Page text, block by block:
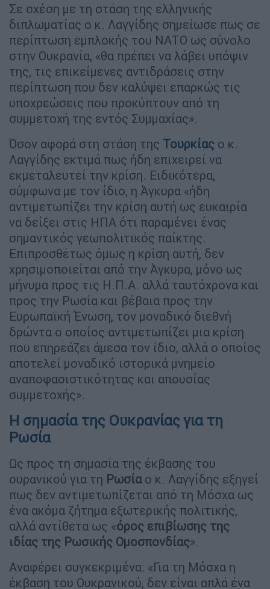
Σε σχέση με τη στάση της ελληνικής
διπλωματίας ο κ. Λαγγίδης σημείωσε πως σε
περίπτωση εμπλοκής του ΝΑΤΟ ως σύνολο
στην Ουκρανία, «θα πρέπει να λάβει υπόψιν
της, τις επικείμενες αντιδράσεις στην
περίπτωση που δεν καλύψει επαρκώς τις
υποχρεώσεις που προκύπτουν από τη
συμμετοχή της εντός Συμμαχίας».
Όσον αφορά στη στάση της Τουρκίας ο κ.
Λαγγίδης εκτιμά πως ήδη επιχειρεί να
εκμεταλευτεί την κρίση. Ειδικότερα,
σύμφωνα με τον ίδιο, η Άγκυρα «ήδη
αντιμετωπίζει την κρίση αυτή ως ευκαιρία
να δείξει στις ΗΠΑ ότι παραμένει ένας
σημαντικός γεωπολιτικός παίκτης.
Επιπροσθέτως όμως η κρίση αυτή, δεν
χρησιμοποιείται από την Άγκυρα, μόνο ως
μήνυμα προς τις Η.Π.Α. αλλά ταυτόχρονα και
προς την Ρωσία και βέβαια προς την
Ευρωπαϊκή Ένωση, τον μοναδικό διεθνή
δρώντα ο οποίος αντιμετωπίζει μια κρίση
που επηρεάζει άμεσα τον ίδιο, αλλά ο οποίος
αποτελεί μοναδικό ιστορικά μνημείο
αναποφασιστικότητας και απουσίας
συμμετοχής».
Η σημασία της Ουκρανίας για τη
Ρωσία
Ως προς τη σημασία της έκβασης του
ουρανικού για τη Ρωσίαο κ. Λαγγίδης εξηγεί
πως δεν αντιμετωπίζεται από τη Μόσχα ως
ένα ακόμα ζήτημα εξωτερικής πολιτικής,
αλλά αντίθετα ως «όρος επιβίωσης της
ιδίας της Ρωσικής Ομοσπονδίας».
Αναφέρει συγκεκριμένα: «Για τη Μόσχα η
έκβαση του Ουκρανικού, δεν είναι απλά ένα